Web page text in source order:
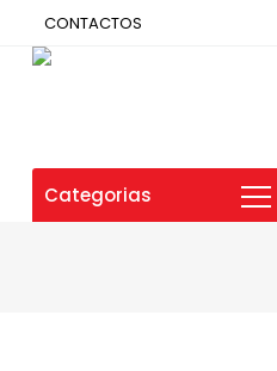
CONTACTOS
Categorias